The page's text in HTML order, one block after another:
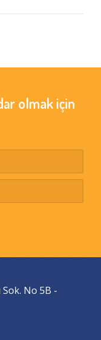
olmak için
No 5B -